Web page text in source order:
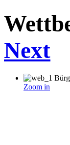
Next
Zoom in